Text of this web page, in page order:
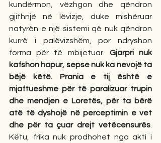
kundërmon, vëzhgon dhe qëndron
gjithnjë në lëvizje, duke mishëruar
natyrën e një sistemi që nuk qëndron
kurrë i palëvizshëm, por ndryshon
forma për të mbijetuar. Gjarpri nuk
kafshon hapur, sepse nuk ka nevojë ta
bëjë këtë. Prania e tij është e
mjaftueshme për të paralizuar trupin
dhe mendjen e Loretës, për ta bërë
atë të dyshojë në perceptimin e vet
dhe për ta çuar drejt vetëcensurës
Këtu, frika nuk prodhohet nga akti i